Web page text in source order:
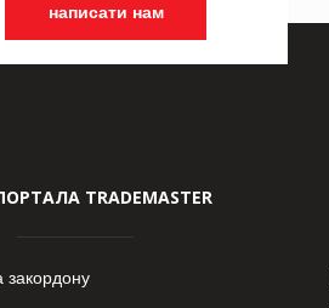
написати нам
TRADEMASTER
закордону